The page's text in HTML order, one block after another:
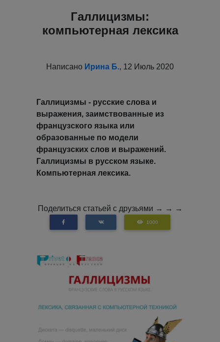
Галлицизмы:
компьютерная лексика
Написано Ирина Б., 12 Июль 2020
Галлицизмы - русские слова и
выражения, заимствованные из
французского языка или
образованные по модели
французских слов и выражений.
Галлицизмы в русском языке.
Компьютерная лексика.
Поделиться статьей с друзьями → → →
1000